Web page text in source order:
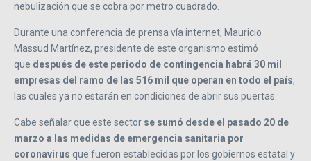
nebulización que se cobra por metro cuadrado.
Durante una conferencia de prensa vía internet, Mauricio
Massud Martínez, presidente de este organismo estimó
que después de este periodo de contingencia habrá 30 mil
empresas del ramo de las 516 mil que operan en todo el país,
las cuales ya no estarán en condiciones de abrir sus puertas.
Cabe señalar que este sector se sumó desde el pasado 20 de
marzo a las medidas de emergencia sanitaria por
coronavirus que fueron establecidas por los gobiernos estatal y